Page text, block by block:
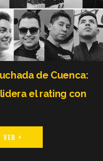
de Cuenca:
el rating con
VER +